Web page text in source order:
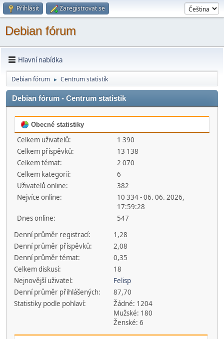
Přihlásit Zaregistrovat se
Debian fórum
Hlavní nabídka
Debian fórum ► Centrum statistik
Debian fórum - Centrum statistik
Obecné statistiky
Celkem uživatelů:
1 390
Celkem příspěvků:
13 138
Celkem témat:
2 070
Celkem kategorií:
6
Uživatelů online:
382
Nejvíce online:
10 334 - 06. 06. 2026,
17:59:28
Dnes online:
547
Denní průměr registrací:
1,28
Denní průměr příspěvků:
2,08
Denní průměr témat:
0,35
Celkem diskusí:
18
Nejnovější uživatel:
Felisp
Denní průměr přihlášených:
87,70
Statistiky podle pohlaví:
Žádné: 1204
Mužské: 180
Ženské: 6